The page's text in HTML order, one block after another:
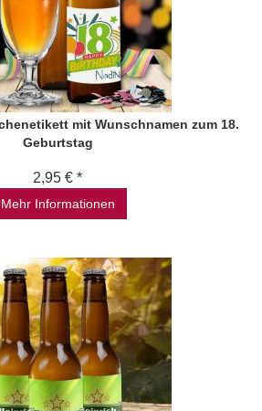
mit Wunschnamen zum 18.
Geburtstag
2,95 € *
Mehr Informationen